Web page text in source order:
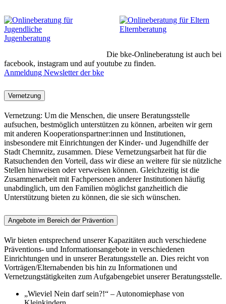
Jugenberatung
Elternberatung
Die bke-Onlineberatung ist auch bei
facebook, instagram und auf youtube zu finden.
Anmeldung Newsletter der bke
Vernetzung
Vernetzung: Um die Menschen, die unsere Beratungsstelle
aufsuchen, bestmöglich unterstützen zu können, arbeiten wir gern
mit anderen Kooperationspartner:innen und Institutionen,
insbesondere mit Einrichtungen der Kinder- und Jugendhilfe der
Stadt Chemnitz, zusammen. Diese Vernetzungsarbeit hat für die
Ratsuchenden den Vorteil, dass wir diese an weitere für sie nützliche
Stellen hinweisen oder verweisen können. Gleichzeitig ist die
Zusammenarbeit mit Fachpersonen anderer Institutionen häufig
unabdinglich, um den Familien möglichst ganzheitlich die
Unterstützung bieten zu können, die sie sich wünschen.
Angebote im Bereich der Prävention
Wir bieten entsprechend unserer Kapazitäten auch verschiedene
Präventions- und Informationsangebote in verschiedenen
Einrichtungen und in unserer Beratungsstelle an. Dies reicht von
Vorträgen/Elternabenden bis hin zu Informationen und
Vernetzungstätigkeiten zum Aufgabengebiet unserer Beratungsstelle.
„Wieviel Nein darf sein?!“ – Autonomiephase von